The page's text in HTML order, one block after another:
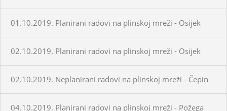
01.10.2019. Planirani radovi na plinskoj mreži - Osijek
02.10.2019. Planirani radovi na plinskoj mreži - Osijek
02.10.2019. Neplanirani radovi na plinskoj mreži - Čepin
04.10.2019. Planirani radovi na plinskoj mreži - Požega